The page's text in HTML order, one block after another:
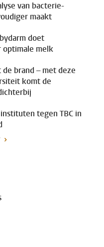
van bacterie-
maakt
doet
optimale melk
brand – met deze
komt de
tegen TBC in